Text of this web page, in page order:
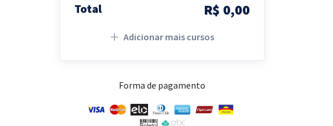
Total R$ 0,00
Adicionar mais cursos
Forma de pagamento